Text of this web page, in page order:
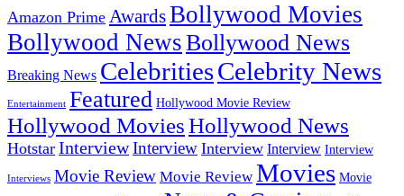
Amazon Prime AwardsBollywood Movies
Bollywood NewsBollywood News
Breaking News CelebritiesCelebrity News
Entertainment Featured Hollywood Movie Review
Hollywood MoviesHollywood News
Hotstar InterviewInterview Interview Interview Interview
Interviews Movie Review Movie Review Movies Movie